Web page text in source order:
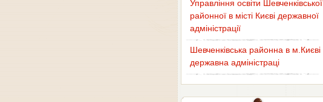
Управління освіти Шевченківської
районної в місті Києві державної
адміністрації
Шевченківська районна в м.Києві
державна адміністраці